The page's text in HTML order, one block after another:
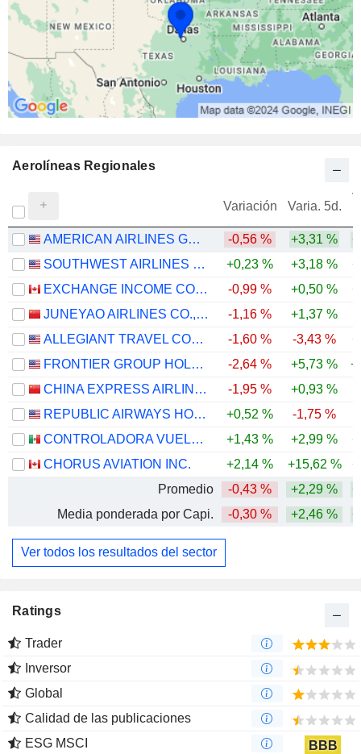
Aerolíneas Regionales
Variación Varia. 5d.
AMERICAN AIRLINES GROUP INC. -0,56 % +3,31 %
SOUTHWEST AIRLINES CO.
+0,23 % +3,18 %
EXCHANGE INCOME CORPORATION
-0,99 % +0,50 %
JUNEYAO AIRLINES CO., LTD
-1,16 % +1,37 %
ALLEGIANT TRAVEL COMPANY
-1,60 % -3,43 %
FRONTIER GROUP HOLDINGS, INC.
-2,64 % +5,73 %
CHINA EXPRESS AIRLINES CO.,LTD
-1,95 % +0,93 %
REPUBLIC AIRWAYS HOLDINGS INC.
+0,52 %
-1,75 %
CONTROLADORA VUELA COMPAÑÍA DE AVIACIÓN, S.A.B. DE C.V.
+1,43 % +2,99 %
CHORUS AVIATION INC.
+2,14 % +15,62 %
Promedio
-0,43 % +2,29 %
Media ponderada por Capi.
-0,30 % +2,46 %
Ver todos los resultados del sector
Ratings
Trader
Inversor
Global
Calidad de las publicaciones
ESG MSCI
BBB